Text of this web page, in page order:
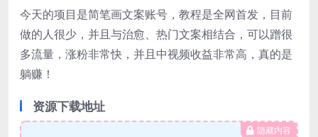
今天的项目是简笔画文案账号，教程是全网首发，目前
做的人很少，并且与治愈、热门文案相结合，可以蹭很
多流量，涨粉非常快，并且中视频收益非常高，真的是
躺赚！
资源下载地址
隐藏内容